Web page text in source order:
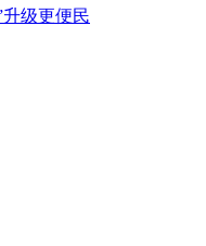
升级更便民